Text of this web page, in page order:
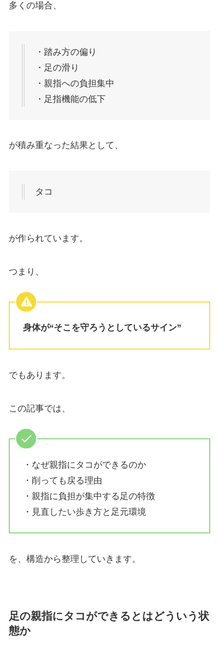
多くの場合、
・踏み方の偏り
・足の滑り
・親指への負担集中
・足指機能の低下
が積み重なった結果として、
タコ
が作られています。
つまり、
身体が“そこを守ろうとしているサイン”
でもあります。
この記事では、
・なぜ親指にタコができるのか
・削っても戻る理由
・親指に負担が集中する足の特徴
・見直したい歩き方と足元環境
を、構造から整理していきます。
足の親指にタコができるとはどういう状
態か